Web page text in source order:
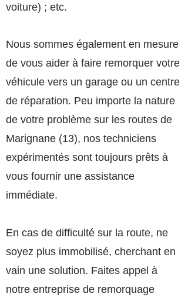
voiture) ; etc.
Nous sommes également en mesure
de vous aider à faire remorquer votre
véhicule vers un garage ou un centre
de réparation. Peu importe la nature
de votre problème sur les routes de
Marignane (13), nos techniciens
expérimentés sont toujours prêts à
vous fournir une assistance
immédiate.
En cas de difficulté sur la route, ne
soyez plus immobilisé, cherchant en
vain une solution. Faites appel à
notre entreprise de remorquage